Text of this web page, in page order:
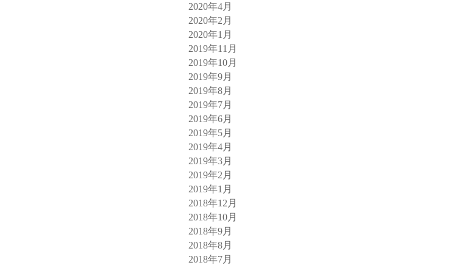
2020年4月
2020年2月
2020年1月
2019年11月
2019年10月
2019年9月
2019年8月
2019年7月
2019年6月
2019年5月
2019年4月
2019年3月
2019年2月
2019年1月
2018年12月
2018年10月
2018年9月
2018年8月
2018年7月